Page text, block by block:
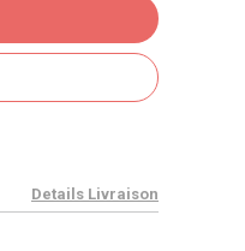
Details Livraison